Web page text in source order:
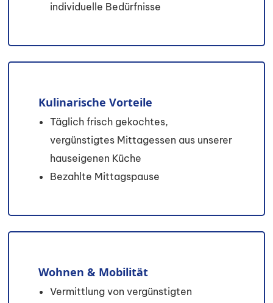
individuelle Bedürfnisse
Kulinarische Vorteile
Täglich frisch gekochtes,
vergünstigtes Mittagessen aus unserer
hauseigenen Küche
Bezahlte Mittagspause
Wohnen & Mobilität
Vermittlung von vergünstigten